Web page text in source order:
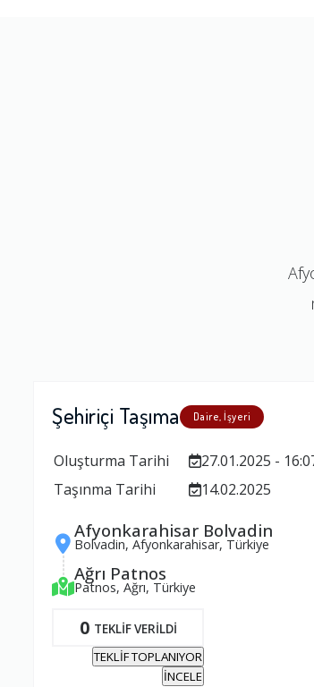
Şehiriçi Taşıma Daire, İşyeri
Oluşturma Tarihi
27.01.2025 -
Taşınma Tarihi
14.02.2025
Afyonkarahisar Bolvadin
Bolvadin, Afyonkarahisar, Türkiye
Ağrı Patnos
Patnos, Ağrı, Türkiye
0 TEKLİF VERİLDİ
TEKLİF TOPLANIYOR
İNCELE